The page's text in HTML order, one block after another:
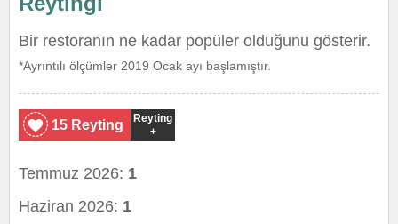
Bir restoranın ne kadar popüler olduğunu gösterir.
*Ayrıntılı ölçümler 2019 Ocak ayı başlamıştır.
15 Reyting
Reyting
+
Temmuz 2026: 1
Haziran 2026: 1